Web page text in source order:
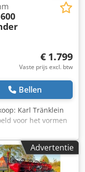
€ 1.799
Vaste prijs excl. btw
Bellen
Karl Tränklein
voor het vormen
Het
waardoor deze
Ahaekr
rollen waarmee
Advertentie